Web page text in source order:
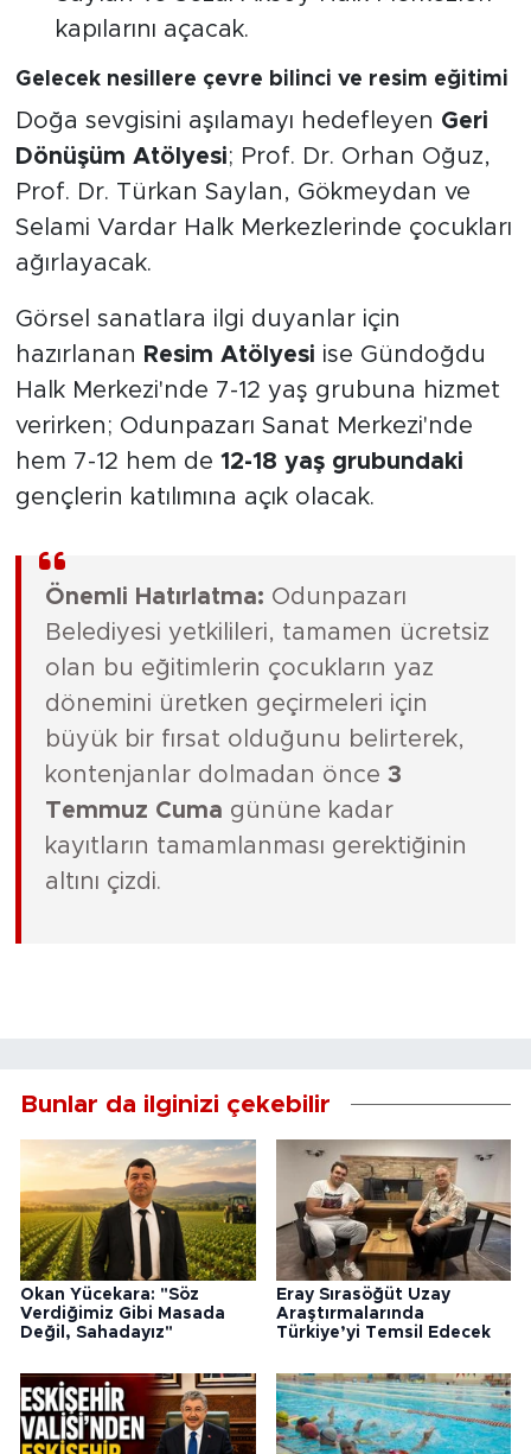
kapılarını açacak.
Gelecek nesillere çevre bilinci ve resim eğitimi
Doğa sevgisini aşılamayı hedefleyen Geri
Dönüşüm Atölyesi; Prof. Dr. Orhan Oğuz,
Prof. Dr. Türkan Saylan, Gökmeydan ve
Selami Vardar Halk Merkezlerinde çocukları
ağırlayacak.
Görsel sanatlara ilgi duyanlar için
hazırlanan Resim Atölyesi ise Gündoğdu
Halk Merkezi'nde 7-12 yaş grubuna hizmet
verirken; Odunpazarı Sanat Merkezi'nde
hem 7-12 hem de 12-18 yaş grubundaki
gençlerin katılımına açık olacak.
Önemli Hatırlatma: Odunpazarı
Belediyesi yetkilileri, tamamen ücretsiz
olan bu eğitimlerin çocukların yaz
dönemini üretken geçirmeleri için
büyük bir fırsat olduğunu belirterek,
kontenjanlar dolmadan önce 3
Temmuz Cuma gününe kadar
kayıtların tamamlanması gerektiğinin
altını çizdi.
Bunlar da ilginizi çekebilir
Okan Yücekara: "Söz
Verdiğimiz Gibi Masada
Değil, Sahadayız"
Eray Sırasöğüt Uzay
Araştırmalarında
Türkiye’yi Temsil Edecek